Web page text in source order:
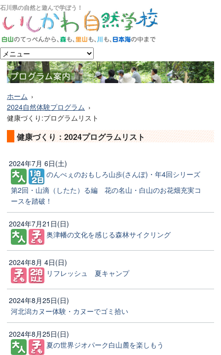
石川県の自然と遊んで学ぼう！
ホーム
2024自然体験プログラム
健康づくり:プログラムリスト
健康づくり：2024プログラムリスト
2024年7月 6日(土)
のんべぇのおもしろ山歩(さんぽ)・年4回シリーズ
第2回・山滴（したた）る編 花の名山・白山のお花畑充実コ
ースを踏破！
2024年7月21日(日)
奥津幡の文化を感じる森林サイクリング
2024年8月 4日(日)
リフレッシュ 夏キャンプ
2024年8月25日(日)
河北潟カヌー体験・カヌーでゴミ拾い
2024年8月25日(日)
夏の世界ジオパーク白山麓を楽しもう